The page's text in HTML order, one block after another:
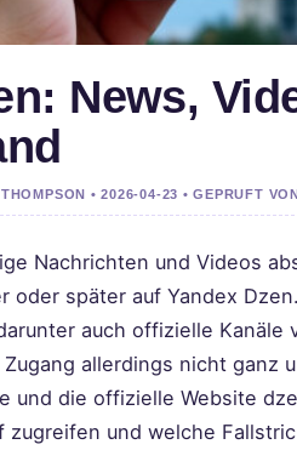
News,
• 2026-04-23 • GEPRUFT
Nachrichten und Videos
oder später auf Yandex
auch offizielle Kanäle
allerdings nicht ganz
und die offizielle Website
zugreifen und welche